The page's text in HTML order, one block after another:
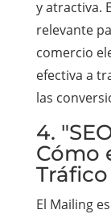
y atractiva.
relevante
comercio
efectiva a
las
4.
Cómo
El Mailing